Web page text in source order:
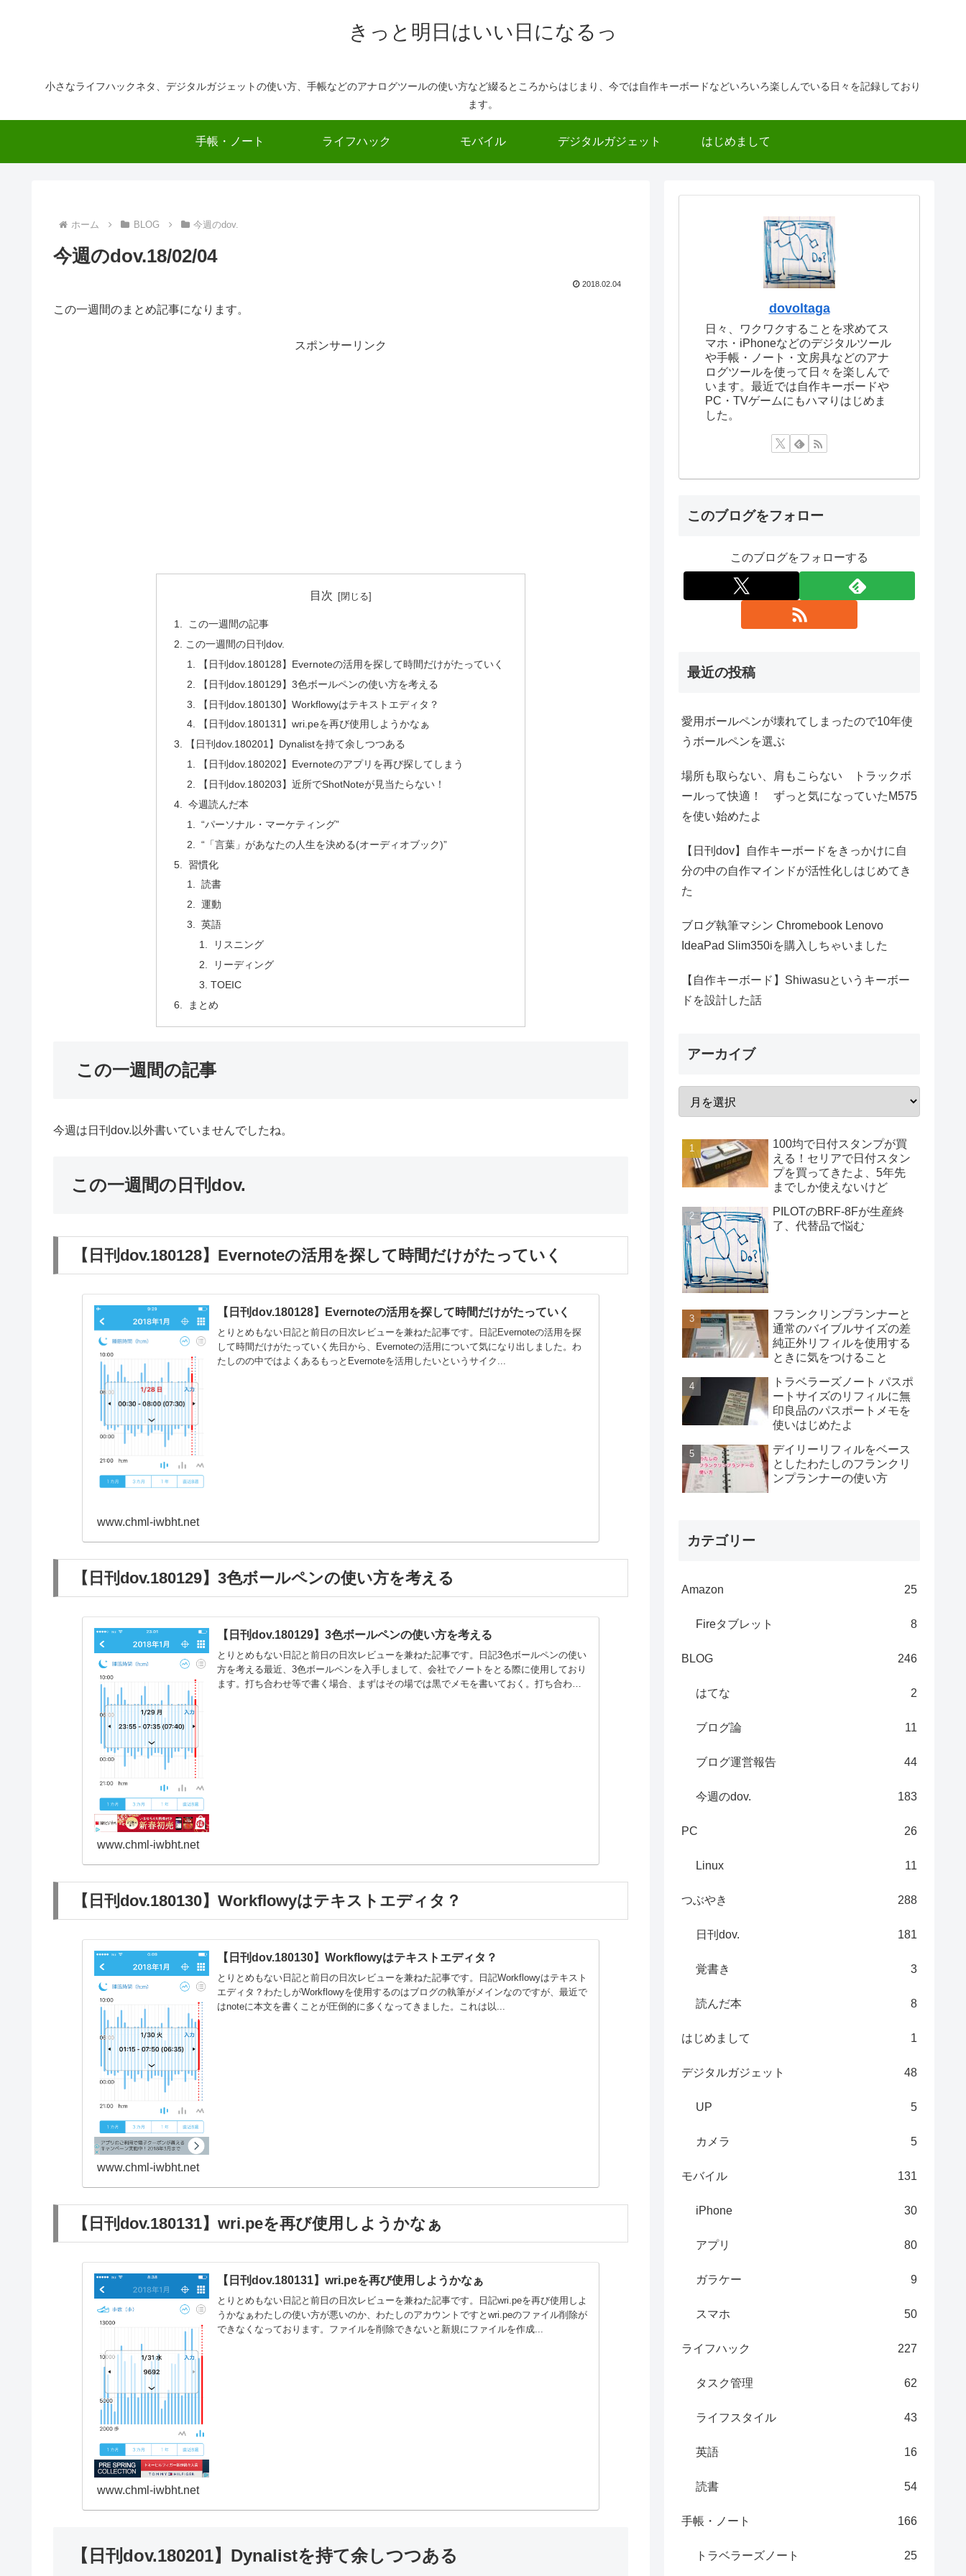
きっと明日はいい日になるっ
小さなライフハックネタ、デジタルガジェットの使い方、手帳などのアナログツールの使い方など綴るところからはじまり、今では自作キーボードなどいろいろ楽しんでいる日々を記録しており
ます。
手帳・ノート ライフハック モバイル デジタルガジェット はじめまして
ホーム BLOG 今週のdov.
今週のdov.18/02/04
2018.02.04
この一週間のまとめ記事になります。
スポンサーリンク
目次
この一週間の記事
この一週間の日刊dov.
【日刊dov.180128】Evernoteの活用を探して時間だけがたっていく
【日刊dov.180129】3色ボールペンの使い方を考える
【日刊dov.180130】Workflowyはテキストエディタ？
【日刊dov.180131】wri.peを再び使用しようかなぁ
【日刊dov.180201】Dynalistを持て余しつつある
【日刊dov.180202】Evernoteのアプリを再び探してしまう
【日刊dov.180203】近所でShotNoteが見当たらない！
今週読んだ本
“パーソナル・マーケティング”
“「言葉」があなたの人生を決める(オーディオブック)”
習慣化
読書
運動
英語
リスニング
リーディング
TOEIC
まとめ
この一週間の記事
今週は日刊dov.以外書いていませんでしたね。
この一週間の日刊dov.
【日刊dov.180128】Evernoteの活用を探して時間だけがたっていく
【日刊dov.180128】Evernoteの活用を探して時間だけがたっていく
とりとめもない日記と前日の日次レビューを兼ねた記事です。日記Evernoteの活用を探
して時間だけがたっていく先日から、Evernoteの活用について気になり出しました。わ
たしのの中ではよくあるもっとEvernoteを活用したいというサイク...
www.chml-iwbht.net
【日刊dov.180129】3色ボールペンの使い方を考える
【日刊dov.180129】3色ボールペンの使い方を考える
とりとめもない日記と前日の日次レビューを兼ねた記事です。日記3色ボールペンの使い
方を考える最近、3色ボールペンを入手しまして、会社でノートをとる際に使用しており
ます。打ち合わせ等で書く場合、まずはその場では黒でメモを書いておく。打ち合わせ
www.chml-iwbht.net
【日刊dov.180130】Workflowyはテキストエディタ？
【日刊dov.180130】Workflowyはテキストエディタ？
とりとめもない日記と前日の日次レビューを兼ねた記事です。日記Workflowyはテキスト
エディタ？わたしがWorkflowyを使用するのはブログの執筆がメインなのですが、最近で
はnoteに本文を書くことが圧倒的に多くなってきました。これは以...
www.chml-iwbht.net
【日刊dov.180131】wri.peを再び使用しようかなぁ
【日刊dov.180131】wri.peを再び使用しようかなぁ
とりとめもない日記と前日の日次レビューを兼ねた記事です。日記wri.peを再び使用しよ
うかなぁわたしの使い方が悪いのか、わたしのアカウントですとwri.peのファイル削除が
できなくなっております。ファイルを削除できないと新規にファイルを作成...
www.chml-iwbht.net
【日刊dov.180201】Dynalistを持て余しつつある
dovoltaga
日々、ワクワクすることを求めてス
マホ・iPhoneなどのデジタルツール
や手帳・ノート・文房具などのアナ
ログツールを使って日々を楽しんで
います。最近では自作キーボードや
PC・TVゲームにもハマりはじめま
した。
このブログをフォロー
このブログをフォローする
最近の投稿
愛用ボールペンが壊れてしまったので10年使
うボールペンを選ぶ
場所も取らない、肩もこらない トラックボ
ールって快適！ ずっと気になっていたM575
を使い始めたよ
【日刊dov】自作キーボードをきっかけに自
分の中の自作マインドが活性化しはじめてき
た
ブログ執筆マシン Chromebook Lenovo
IdeaPad Slim350iを購入しちゃいました
【自作キーボード】Shiwasuというキーボー
ドを設計した話
アーカイブ
100均で日付スタンプが買
える！セリアで日付スタン
プを買ってきたよ、5年先
までしか使えないけど
PILOTのBRF-8Fが生産終
了、代替品で悩む
フランクリンプランナーと
通常のバイブルサイズの差
純正外リフィルを使用する
ときに気をつけること
トラベラーズノート パスポ
ートサイズのリフィルに無
印良品のパスポートメモを
使いはじめたよ
デイリーリフィルをベース
としたわたしのフランクリ
ンプランナーの使い方
カテゴリー
Amazon 25
Fireタブレット 8
BLOG 246
はてな 2
ブログ論 11
ブログ運営報告 44
今週のdov. 183
PC 26
Linux 11
つぶやき 288
日刊dov. 181
覚書き 3
読んだ本 8
はじめまして 1
デジタルガジェット 48
UP 5
カメラ 5
モバイル 131
iPhone 30
アプリ 80
ガラケー 9
スマホ 50
ライフハック 227
タスク管理 62
ライフスタイル 43
英語 16
読書 54
手帳・ノート 166
トラベラーズノート 25